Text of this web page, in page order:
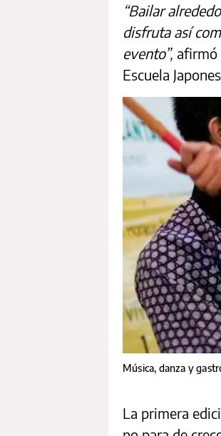
“Bailar
disfruta así
evento”, afirmó
Escuela
Música, danza y
La primera